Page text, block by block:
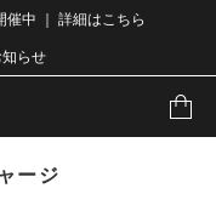
催中 ｜ 詳細はこちら
らせ
ージ